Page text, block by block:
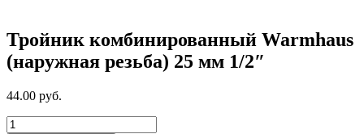
Тройник комбинированный Warmhaus
(наружная резьба) 25 мм 1/2″
44.00 руб.